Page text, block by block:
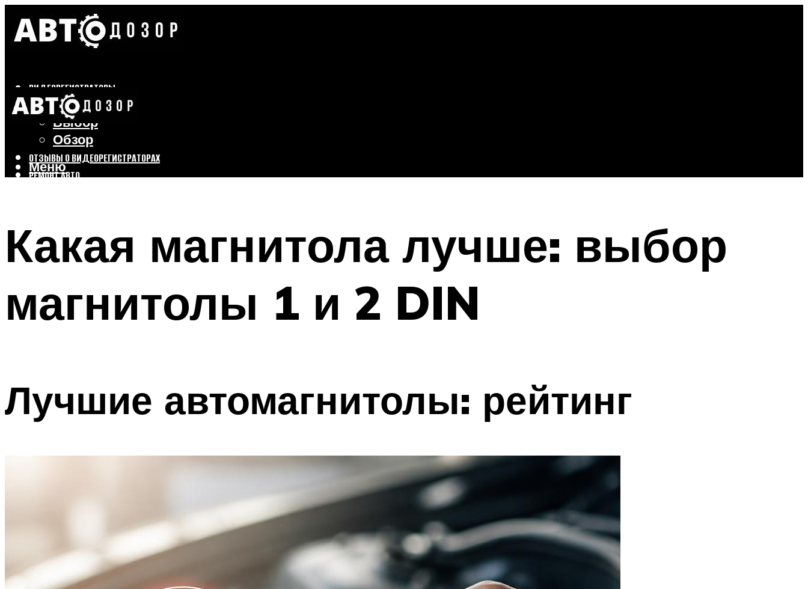
ВИДЕОРЕГИСТРАТОРЫ
Бренды
Выбор
Обзор
ОТЗЫВЫ О ВИДЕОРЕГИСТРАТОРАХ
РЕМОНТ АВТО
Меню
Меню
Какая магнитола лучше: выбор
магнитолы 1 и 2 DIN
Лучшие автомагнитолы: рейтинг